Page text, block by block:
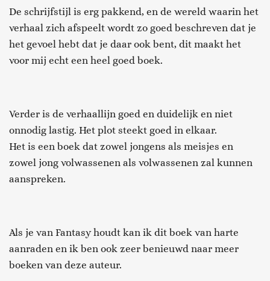
De schrijfstijl is erg pakkend, en de wereld waarin het
verhaal zich afspeelt wordt zo goed beschreven dat je
het gevoel hebt dat je daar ook bent, dit maakt het
voor mij echt een heel goed boek.
Verder is de verhaallijn goed en duidelijk en niet
onnodig lastig. Het plot steekt goed in elkaar.
Het is een boek dat zowel jongens als meisjes en
zowel jong volwassenen als volwassenen zal kunnen
aanspreken.
Als je van Fantasy houdt kan ik dit boek van harte
aanraden en ik ben ook zeer benieuwd naar meer
boeken van deze auteur.